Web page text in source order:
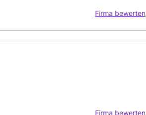
Firma bewerten
Firma bewerten